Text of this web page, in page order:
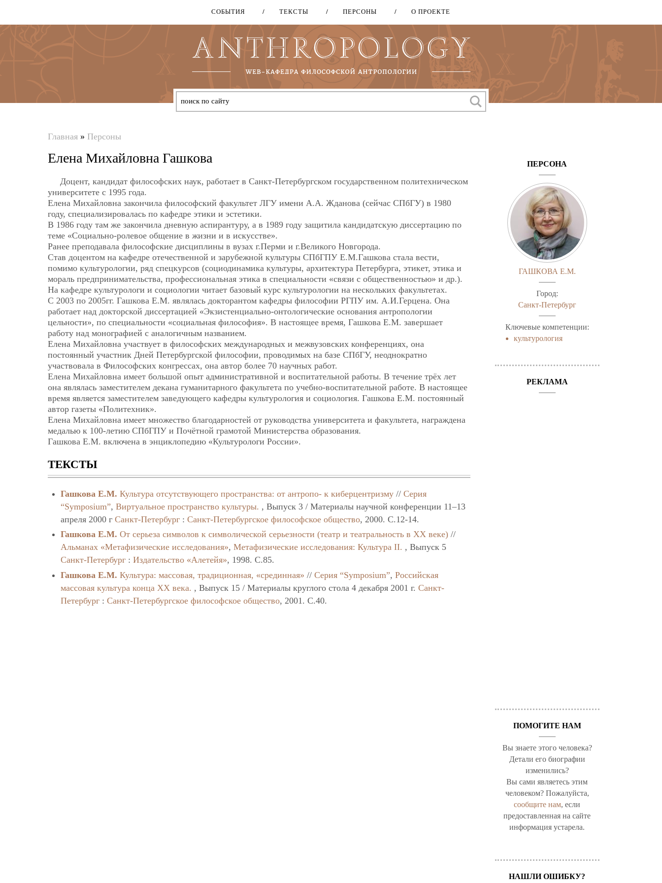
Перейти
основному
содержанию
СОБЫТИЯ ТЕКСТЫ ПЕРСОНЫ О ПРОЕКТЕ
здесь
Главная » Персоны
Елена Михайловна Гашкова
Доцент, кандидат философских наук, работает в Санкт-Петербургском государственном политехническом
университете с 1995 года.
Елена Михайловна закончила философский факультет ЛГУ имени А.А. Жданова (сейчас СПбГУ) в 1980
году, специализировалась по кафедре этики и эстетики.
В 1986 году там же закончила дневную аспирантуру, а в 1989 году защитила кандидатскую диссертацию по
теме «Социально-ролевое общение в жизни и в искусстве».
Ранее преподавала философские дисциплины в вузах г.Перми и г.Великого Новгорода.
Став доцентом на кафедре отечественной и зарубежной культуры СПбГПУ Е.М.Гашкова стала вести,
помимо культурологии, ряд спецкурсов (социодинамика культуры, архитектура Петербурга, этикет, этика и
мораль предпринимательства, профессиональная этика в специальности «связи с общественностью» и др.).
На кафедре культурологи и социологии читает базовый курс культурологии на нескольких факультетах.
С 2003 по 2005гг. Гашкова Е.М. являлась докторантом кафедры философии РГПУ им. А.И.Герцена. Она
работает над докторской диссертацией «Экзистенциально-онтологические основания антропологии
цельности», по специальности «социальная философия». В настоящее время, Гашкова Е.М. завершает
работу над монографией с аналогичным названием.
Елена Михайловна участвует в философских международных и межвузовских конференциях, она
постоянный участник Дней Петербургской философии, проводимых на базе СПбГУ, неоднократно
участвовала в Философских конгрессах, она автор более 70 научных работ.
Елена Михайловна имеет большой опыт административной и воспитательной работы. В течение трёх лет
она являлась заместителем декана гуманитарного факультета по учебно-воспитательной работе. В настоящее
время является заместителем заведующего кафедры культурология и социология. Гашкова Е.М. постоянный
автор газеты «Политехник».
Елена Михайловна имеет множество благодарностей от руководства университета и факультета, награждена
медалью к 100-летию СПбГПУ и Почётной грамотой Министерства образования.
Гашкова Е.М. включена в энциклопедию «Культурологи России».
ТЕКСТЫ
Гашкова Е.М. Культура отсутствующего пространства: от антропо- к киберцентризму //Серия
“Symposium”,Виртуальное пространство культуры. , Выпуск 3 / Материалы научной конференции 11–13
апреля 2000 гСанкт-Петербург :Санкт-Петербургское философское общество, 2000. C.12-14.
Гашкова Е.М. От серьеза символов к символической серьезности (театр и театральность в ХХ веке) //
Альманах «Метафизические исследования»,Метафизические исследования: Культура II. , Выпуск 5
Санкт-Петербург :Издательство «Алетейя», 1998. C.85.
Гашкова Е.М. Культура: массовая, традиционная, «срединная» //Серия “Symposium”,Российская
массовая культура конца XX века. , Выпуск 15 / Материалы круглого стола 4 декабря 2001 г.Санкт-
Петербург :Санкт-Петербургское философское общество, 2001. C.40.
ПЕРСОНА
ГАШКОВА Е.М.
Город:
Санкт-Петербург
Ключевые компетенции:
культурология
РЕКЛАМА
ПОМОГИТЕ НАМ
Вы знаете этого человека?
Детали его биографии
изменились?
Вы сами являетесь этим
человеком? Пожалуйста,
сообщите нам, если
предоставленная на сайте
информация устарела.
НАШЛИ ОШИБКУ?